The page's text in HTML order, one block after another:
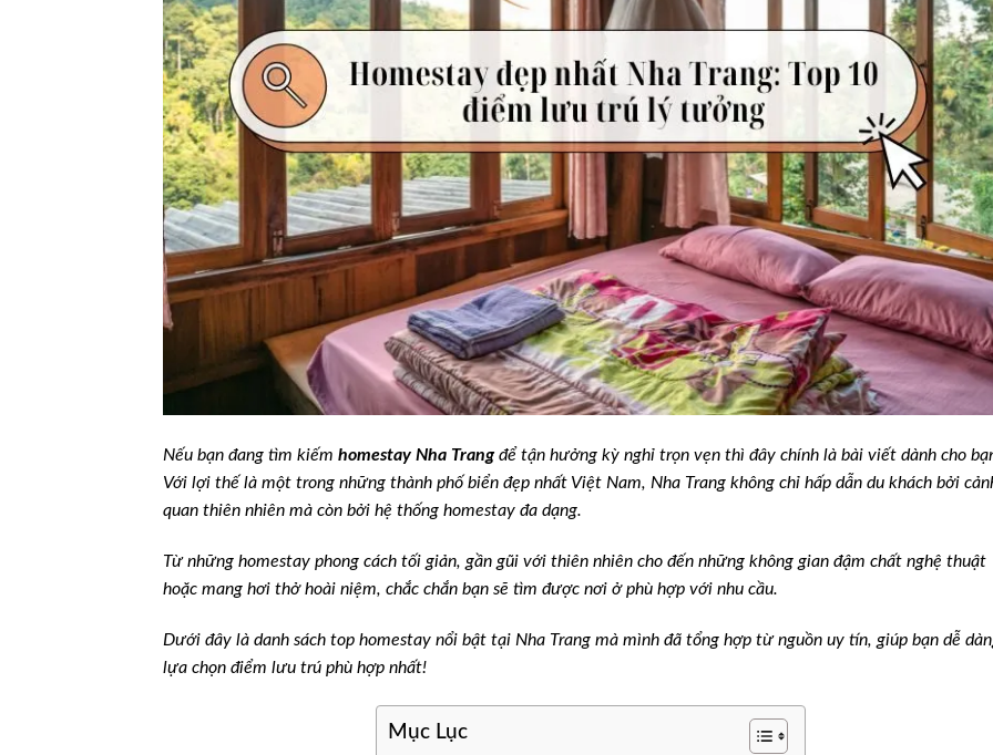
Nếu bạn đang tìm kiếm homestay Nha Trangđể tận hưởng kỳ nghỉ trọn vẹn thì đây chính là bài viết dành cho
Với lợi thế là một trong những thành phố biển đẹp nhất Việt Nam, Nha Trang không chỉ hấp dẫn du khách bởi
quan thiên nhiên mà còn bởi hệ thống homestay đa dạng.
Từ những homestay phong cách tối giản, gần gũi với thiên nhiên cho đến những không gian đậm chất nghệ thuật
hoặc mang hơi thở hoài niệm, chắc chắn bạn sẽ tìm được nơi ở phù hợp với nhu cầu.
Dưới đây là danh sách top homestay nổi bật tại Nha Trang mà mình đã tổng hợp từ nguồn uy tín, giúp bạn dễ
lựa chọn điểm lưu trú phù hợp nhất!
Mục Lục